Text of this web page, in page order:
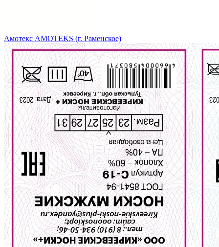
Амотекс AMOTEKS (г. Раменское)